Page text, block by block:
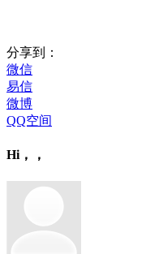
分享到：
微信
易信
微博
QQ空间
Hi，，